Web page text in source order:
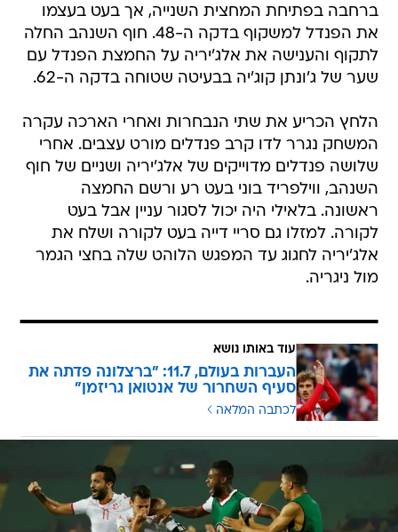
ברחבה בפתיחת המחצית השנייה, אך בעט בעצמו
את הפנדל למשקוף בדקה ה-48. חוף השנהב החלה
לתקוף והענישה את אלג'יריה על החמצת הפנדל עם
שער של ג'ונתן קוג'יה בבעיטה שטוחה בדקה ה-62.
הלחץ הכריע את שתי הנבחרות ואחרי הארכה עקרה
המשחק נגרר לדו קרב פנדלים מורט עצבים. אחרי
שלושה פנדלים מדוייקים של אלג'יריה ושניים של חוף
השנהב, ווילפריד בוני בעט רע ורשם החמצה
ראשונה. בלאילי היה יכול לסגור עניין אבל בעט
לקורה. למזלו גם סריי דייה בעט לקורה ושלח את
אלג'יריה לחגוג עד המפגש הלוהט שלה בחצי הגמר
מול ניגריה.
עוד באותו נושא
העברות בעולם, 11.7: "ברצלונה פדתה את
סעיף השחרור של אנטואן גריזמן"
לכתבה המלאה